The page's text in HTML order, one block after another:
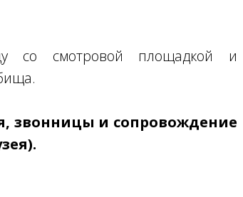
со смотровой площадкой и
звонницы и сопровождение